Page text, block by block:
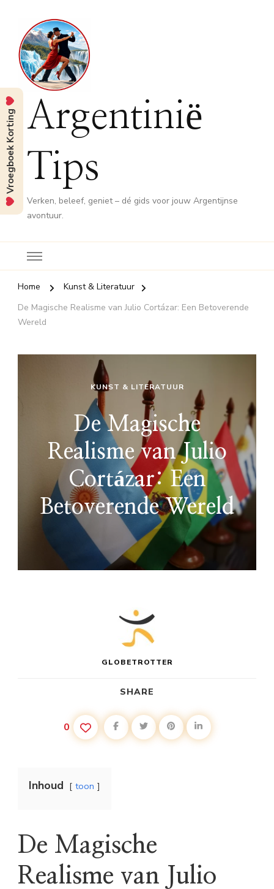
Argentinië
Tips
Verken, beleef, geniet – dé gids voor jouw Argentijnse
avontuur.
Home
Kunst & Literatuur
De Magische Realisme van Julio Cortázar: Een Betoverende
Wereld
KUNST & LITERATUUR
De Magische
Realisme van Julio
Cortázar: Een
Betoverende Wereld
GLOBETROTTER
SHARE
0
Inhoud toon
De Magische
Realisme van Julio
Vroegboek Korting